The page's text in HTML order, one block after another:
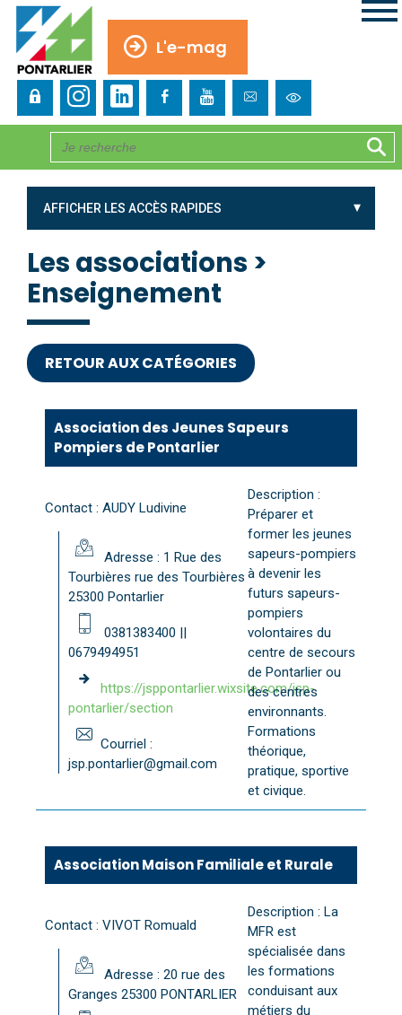
L'e-mag
AFFICHER LES ACCÈS RAPIDES
Les associations >
Enseignement
RETOUR AUX CATÉGORIES
Association des Jeunes Sapeurs
Pompiers de Pontarlier
Contact : AUDY Ludivine
Adresse : 1 Rue des
Tourbières rue des Tourbières
25300 Pontarlier
0381383400 ||
0679494951
https://jsppontarlier.wixsite.com/jsp-
pontarlier/section
Courriel :
jsp.pontarlier@gmail.com
Description :
Préparer et
former les jeunes
sapeurs-pompiers
à devenir les
futurs sapeurs-
pompiers
volontaires du
centre de secours
de Pontarlier ou
des centres
environnants.
Formations
théorique,
pratique, sportive
et civique.
Association Maison Familiale et Rurale
Contact : VIVOT Romuald
Adresse : 20 rue des
Granges 25300 PONTARLIER
Description : La
MFR est
spécialisée dans
les formations
conduisant aux
métiers du